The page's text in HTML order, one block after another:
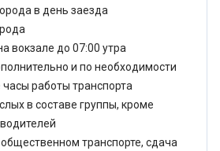
в день заезда
вокзале до 07:00 утра
и по необходимости
работы транспорта
в составе группы, кроме
транспорте, сдача